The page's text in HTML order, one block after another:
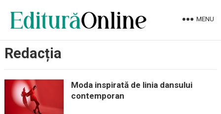
MENU
Redacția
Moda inspirată de linia dansului
contemporan